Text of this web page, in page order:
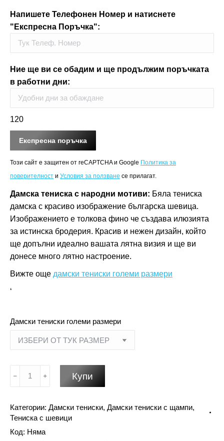
Напишете Телефонен Номер и натиснете
"Експресна Поръчка":
Ние ще ви се обадим и ще продължим поръчката
в работни дни:
120
Този сайт е защитен от reCAPTCHA и Google Политика за
поверителност и Условия за ползване се прилагат.
Дамска тениска с народни мотиви: Бяла тениска
дамска с красиво изображение българска шевица.
Изображението е толкова фино че създава илюзията
за истинска бродерия. Красив и нежен дизайн, който
ще допълни идеално вашата лятна визия и ще ви
донесе много лятно настроение.
Вижте още дамски тениски големи размери
‘
Дамски тениски големи размери
количество
тениска
с
народни
Купи
Категории: Дамски тениски, Дамски тениски с щампи,
Тениска с шевици
Код: Няма